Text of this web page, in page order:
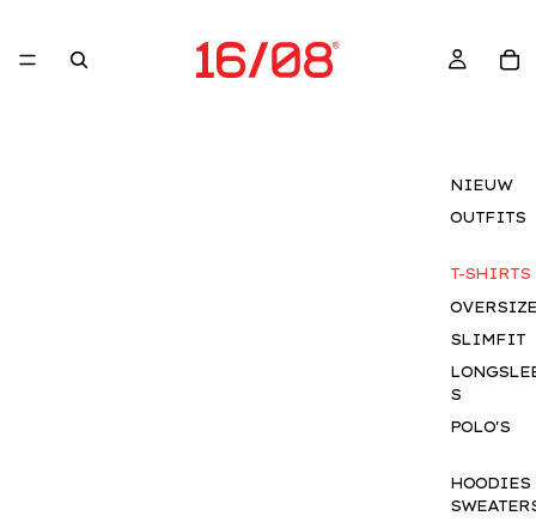
NIEUW
OUTFITS
T-SHIRTS
SLIMFIT
S
POLO'S
HOODIES